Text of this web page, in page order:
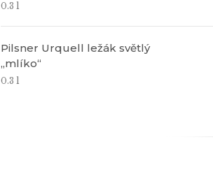
0.3 l
Pilsner Urquell ležák světlý
„mlíko“
0.3 l